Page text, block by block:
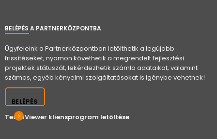
BELÉPÉS A PARTNERKÖZPONTBA
Ügyfeleink a Partnerközpontban letölthetik a legújabb
frissítéseket, nyomon követhetik a megrendelt fejlesztési
projektek státuszát, lekérdezhetik számla adataikat, valamint
számos, egyéb kényelmi szolgáltatásokat is igénybe vehetnek!
BELÉPÉS
TeamViewer kliensprogram letöltése